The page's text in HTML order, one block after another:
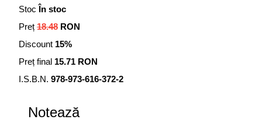
Stoc În stoc
Preț 18.48 RON
Discount 15%
Preț final 15.71 RON
I.S.B.N. 978-973-616-372-2
Notează